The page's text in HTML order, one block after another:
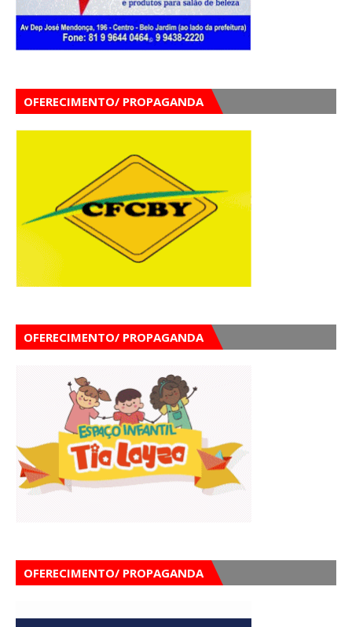
OFERECIMENTO/ PROPAGANDA
OFERECIMENTO/ PROPAGANDA
OFERECIMENTO/ PROPAGANDA